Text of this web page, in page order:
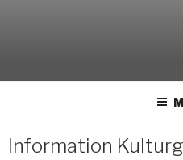
Information